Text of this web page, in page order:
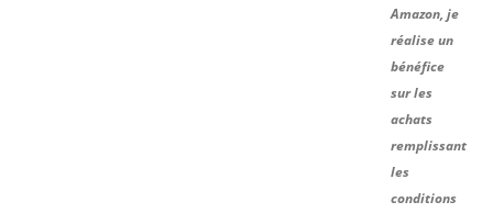
Amazon, je
réalise un
bénéfice
sur les
achats
remplissant
les
conditions